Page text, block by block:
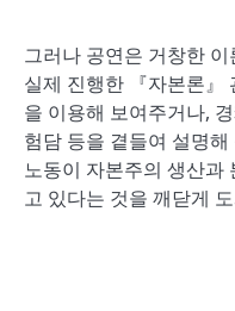
그러나 공연은 거창한
실제 진행한 『자본론』
을 이용해 보여주거나,
험담 등을 곁들여 설명해
노동이 자본주의 생산과
고 있다는 것을 깨닫게